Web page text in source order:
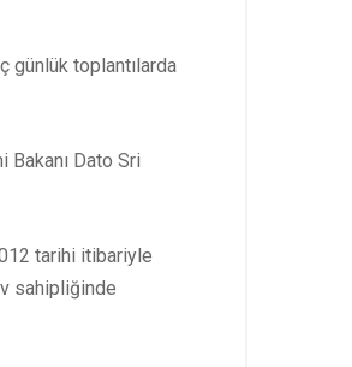
günlük toplantılarda
Bakanı Dato Sri
tarihi itibariyle
sahipliğinde